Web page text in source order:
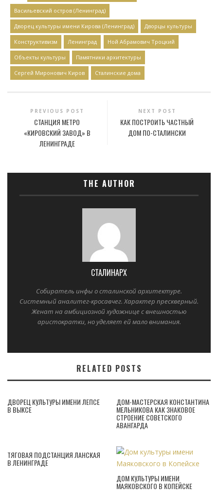
Васильевский остров (Ленинград)
Дворец культуры имени Кирова (Ленинград) Дворцы культуры
Конструктивизм Ленинград Ной Абрамович Троцкий
Объекты культуры Памятники архитектуры
Сергей Миронович Киров Сталинские дома
PREVIOUS POST
СТАНЦИЯ МЕТРО
«КИРОВСКИЙ ЗАВОД» В
ЛЕНИНГРАДЕ
NEXT POST
КАК ПОСТРОИТЬ ЧАСТНЫЙ
ДОМ ПО-СТАЛИНСКИ
THE AUTHOR
СТАЛИНАРХ
Собиратель инфы о сталинской архитектуре.
Системный аналитег-кросавчег. Характер прескверный.
Женат на амбициозной художнице с внешностью
аристократки, но уделяет ей мало внимания.
RELATED POSTS
ДВОРЕЦ КУЛЬТУРЫ ИМЕНИ ЛЕПСЕ
В ВЫКСЕ
ДОМ-МАСТЕРСКАЯ КОНСТАНТИНА
МЕЛЬНИКОВА КАК ЗНАКОВОЕ
СТРОЕНИЕ СОВЕТСКОГО
АВАНГАРДА
ТЯГОВАЯ ПОДСТАНЦИЯ ЛАНСКАЯ
В ЛЕНИНГРАДЕ
ДОМ КУЛЬТУРЫ ИМЕНИ
МАЯКОВСКОГО В КОПЕЙСКЕ